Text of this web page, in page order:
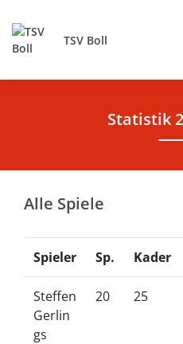
TSV Boll
Statistik
Alle Spiele
Spieler Sp. Kader
Steffen
Gerlin
gs
20 25